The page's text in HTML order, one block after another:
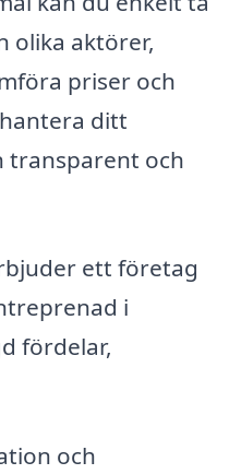
olika aktörer,
priser och
ditt
transparent och
ett företag
i
fördelar,
och